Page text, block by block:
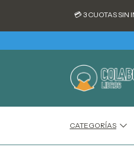
💳 3 CUOTAS SIN INTERES
CATEGORÍAS